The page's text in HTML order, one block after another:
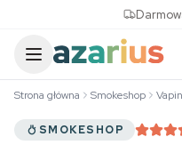
Strona główna Smokeshop
SMOKESHOP